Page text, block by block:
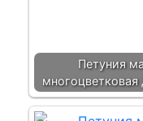
Петуния
многоцветковая